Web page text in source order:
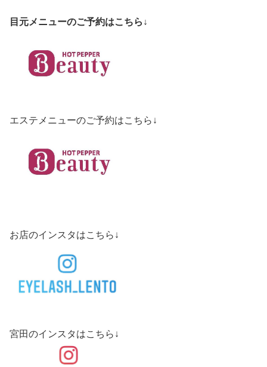
目元メニューのご予約はこちら↓
エステメニューのご予約はこちら↓
お店のインスタはこちら↓
宮田のインスタはこちら↓